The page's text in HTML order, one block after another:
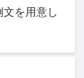
を用意し